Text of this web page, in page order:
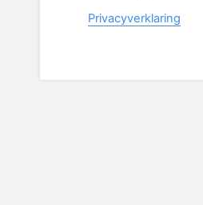
Privacyverklaring